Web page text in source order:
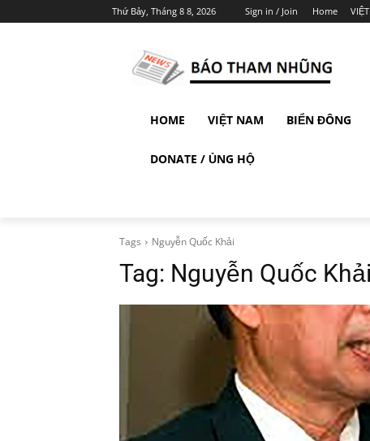
Thứ Bảy, Tháng 8 8, 2026 Sign in / Join Home
HOME VIỆT NAM BIỂN ĐÔNG
DONATE / ỦNG HỘ
Tags Nguyễn Quốc Khải
Tag: Nguyễn Quốc Khải